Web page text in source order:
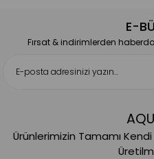
E-
Fırsat & indirimlerden
Ürünlerimizin Tamamı